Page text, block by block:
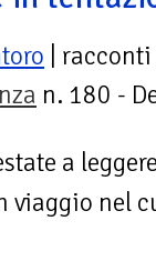
| racconti
n. 180 -
a
viaggio nel